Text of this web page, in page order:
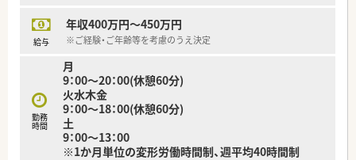
給与
年収400万円～450万円
※ご経験・ご年齢等を考慮のうえ決定
勤務
時間
月
9：00～20：00(休憩60分)
火水木金
9：00～18：00(休憩60分)
土
9：00～13：00
※1か月単位の変形労働時間制、週平均40時間制